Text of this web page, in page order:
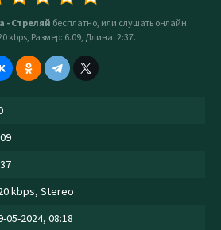
- Стреляй бесплатно, или слушать онлайн.
kbps, Размер: 6.09, Длина: 2:37.
kbps, Stereo
05-2024, 08:18